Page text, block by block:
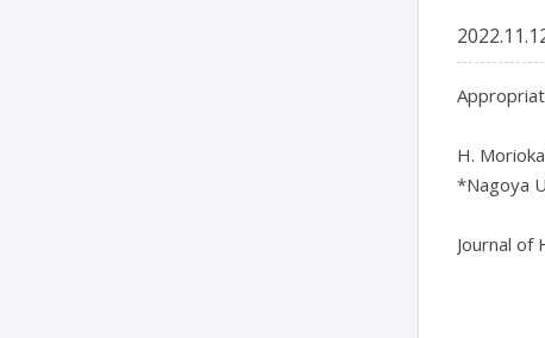
H.
*Nagoya
Journal of